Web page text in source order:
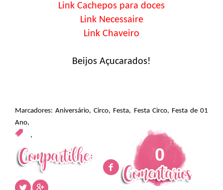
Link Cachepos para doces
Link Necessaire
Link Chaveiro
Beijos Açucarados!
Marcadores:Aniversário,Circo, Festa, Festa Circo, Festa de 01
Ano,
,
0